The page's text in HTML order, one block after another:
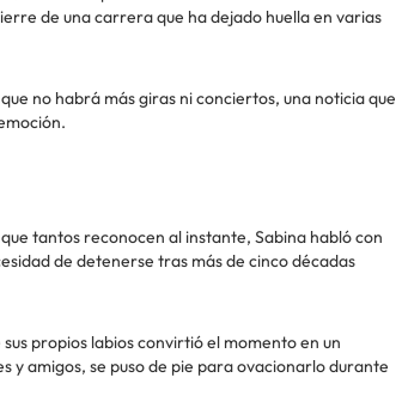
de una carrera que ha dejado huella en varias
no habrá más giras ni conciertos, una noticia que
tantos reconocen al instante, Sabina habló con
de detenerse tras más de cinco décadas
propios labios convirtió el momento en un
amigos, se puso de pie para ovacionarlo durante